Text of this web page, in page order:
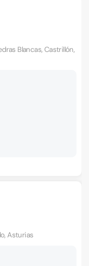
Blancas, Castrillón,
Asturias